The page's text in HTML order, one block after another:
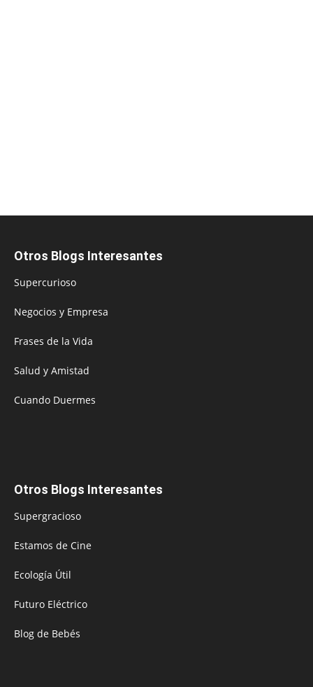
Otros Blogs Interesantes
Supercurioso
Negocios y Empresa
Frases de la Vida
Salud y Amistad
Cuando Duermes
Otros Blogs Interesantes
Supergracioso
Estamos de Cine
Ecología Útil
Futuro Eléctrico
Blog de Bebés